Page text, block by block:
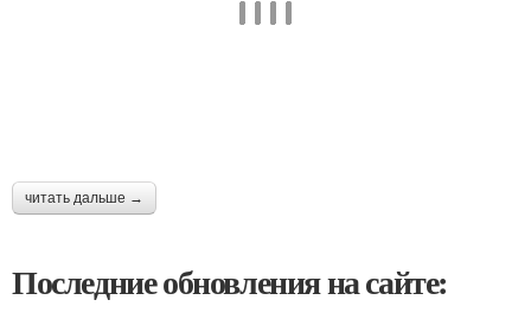
читать дальше →
Последние обновления на сайте: